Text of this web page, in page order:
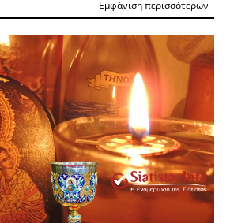
Εμφάνιση περισσότερων